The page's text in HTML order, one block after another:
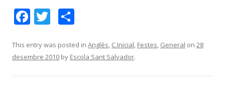
F
e
b
T
itt
er
m
p
This entry was posted in Anglès, C.Inicial, Festes, General on 28
desembre 2010 by Escola Sant Salvador.